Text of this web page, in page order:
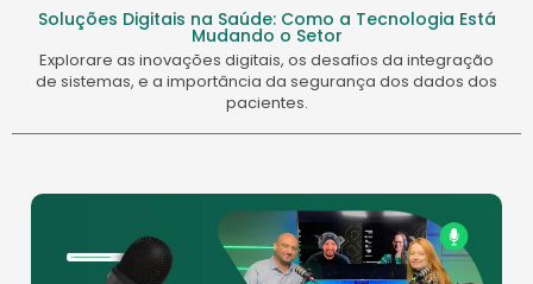
Soluções Digitais na Saúde: Como a Tecnologia Está
Mudando o Setor
Explorare as inovações digitais, os desafios da integração
de sistemas, e a importância da segurança dos dados dos
pacientes.